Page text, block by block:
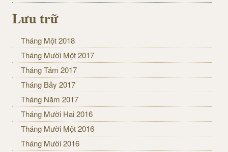
Lưu trữ
Tháng Một 2018
Tháng Mười Một 2017
Tháng Tám 2017
Tháng Bảy 2017
Tháng Năm 2017
Tháng Mười Hai 2016
Tháng Mười Một 2016
Tháng Mười 2016